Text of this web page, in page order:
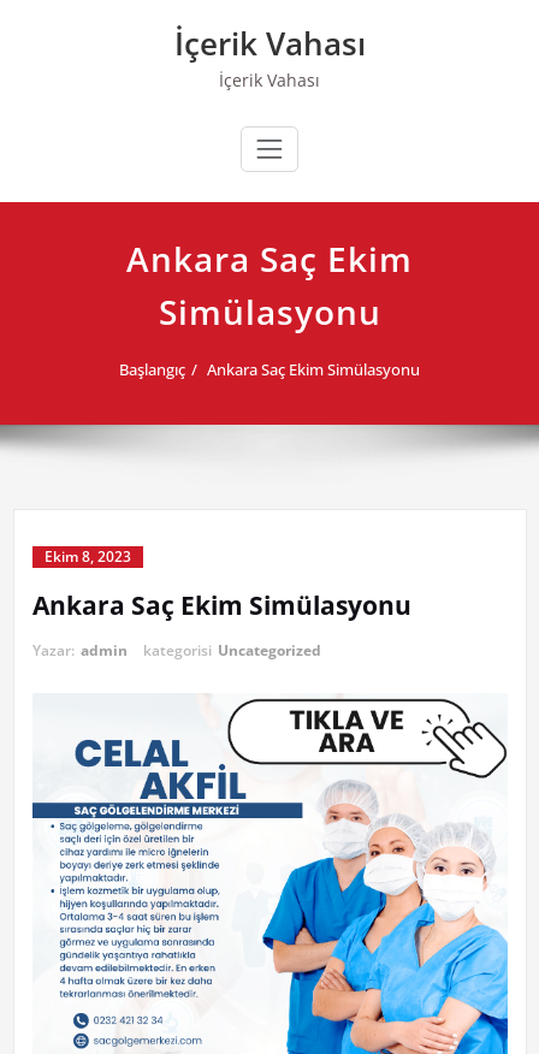
İçerik Vahası
İçerik Vahası
Ankara Saç Ekim
Simülasyonu
Başlangıç Ankara Saç Ekim Simülasyonu
Ekim 8, 2023
Ankara Saç Ekim Simülasyonu
Yazar: admin kategorisi Uncategorized